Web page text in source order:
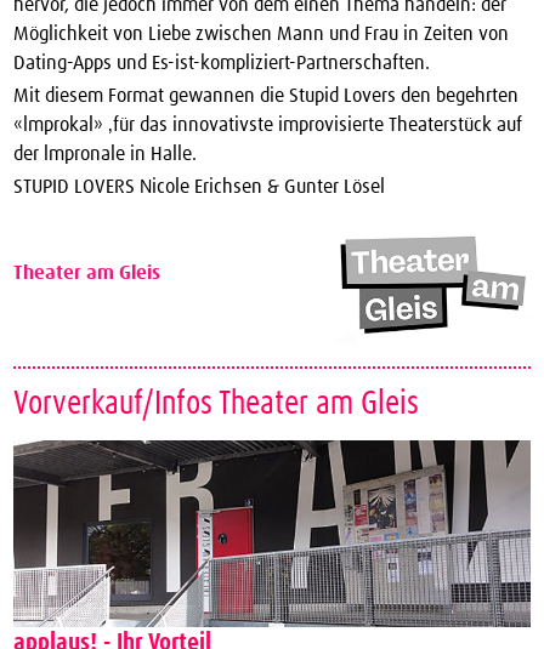
hervor, die jedoch immer von dem einen Thema handeln: der
Möglichkeit von Liebe zwi­schen Mann und Frau in Zeiten von
Dating-Apps und Es-ist-kompliziert-Partner­schaften.
Mit diesem Format gewannen die Stupid Lovers den begehrten
«lmprokal» ‚für das innovativste improvisierte Theaterstück auf
der lmpronale in Halle.
STUPID LOVERS Nicole Erichsen & Gunter Lösel
Theater am Gleis
Vorverkauf/Infos Theater am Gleis
applaus! - Ihr Vorteil